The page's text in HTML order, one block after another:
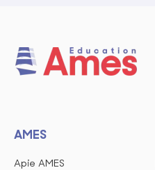
AMES
Apie AMES